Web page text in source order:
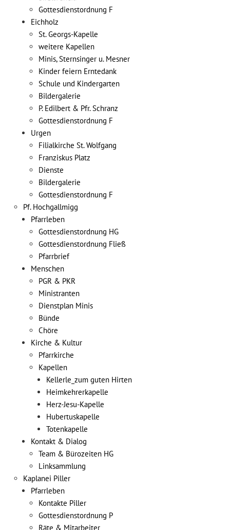
Gottesdienstordnung F
Eichholz
St. Georgs-Kapelle
weitere Kapellen
Minis, Sternsinger u. Mesner
Kinder feiern Erntedank
Schule und Kindergarten
Bildergalerie
P. Edilbert & Pfr. Schranz
Gottesdienstordnung F
Urgen
Filialkirche St. Wolfgang
Franziskus Platz
Dienste
Bildergalerie
Gottesdienstordnung F
Pf. Hochgallmigg
Pfarrleben
Gottesdienstordnung HG
Gottesdienstordnung Fließ
Pfarrbrief
Menschen
PGR & PKR
Ministranten
Dienstplan Minis
Bünde
Chöre
Kirche & Kultur
Pfarrkirche
Kapellen
Kellerle_zum guten Hirten
Heimkehrerkapelle
Herz-Jesu-Kapelle
Hubertuskapelle
Totenkapelle
Kontakt & Dialog
Team & Bürozeiten HG
Linksammlung
Kaplanei Piller
Pfarrleben
Kontakte Piller
Gottesdienstordnung P
Räte & Mitarbeiter